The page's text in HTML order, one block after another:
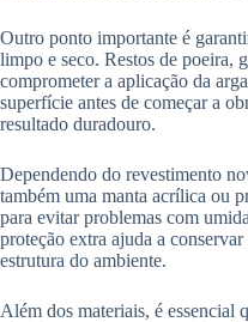
Outro ponto importante é
limpo e seco. Restos de poeira,
comprometer a aplicação da
superfície antes de começar a
resultado duradouro.
Dependendo do revestimento
também uma manta acrílica ou
para evitar problemas com
proteção extra ajuda a
estrutura do ambiente.
Além dos materiais, é essencial